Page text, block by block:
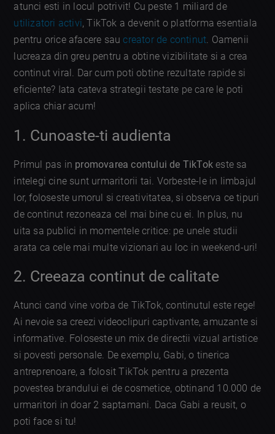
atunci esti in locul potrivit! Cu peste 1 miliard de
utilizatori activi, TikTok a devenit o platforma esentiala
pentru orice afacere saucreator de continut. Oamenii
lucreaza din greu pentru a obtine vizibilitate si a crea
continut viral. Dar cum poti obtine rezultate rapide si
eficiente? Iata cateva strategii testate pe care le poti
aplica chiar acum!
1. Cunoaste-ti audienta
Primul pas in promovarea contului de TikTok este sa
intelegi cine sunt urmaritorii tai. Vorbeste-le in limbajul
lor, foloseste umorul si creativitatea, si observa ce tipuri
de continut rezoneaza cel mai bine cu ei. In plus, nu
uita sa publici in momentele critice: pe unele studii
arata ca cele mai multe vizionari au loc in weekend-uri!
2. Creeaza continut de calitate
Atunci cand vine vorba de TikTok, continutul este rege!
Ai nevoie sa creezi videoclipuri captivante, amuzante si
informative. Foloseste un mix de directii vizual artistice
si povesti personale. De exemplu, Gabi, o tinerica
antreprenoare, a folosit TikTok pentru a prezenta
povestea brandului ei de cosmetice, obtinand 10.000 de
urmaritori in doar 2 saptamani. Daca Gabi a reusit, o
poti face si tu!